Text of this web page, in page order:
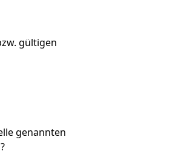
gültigen
genannten